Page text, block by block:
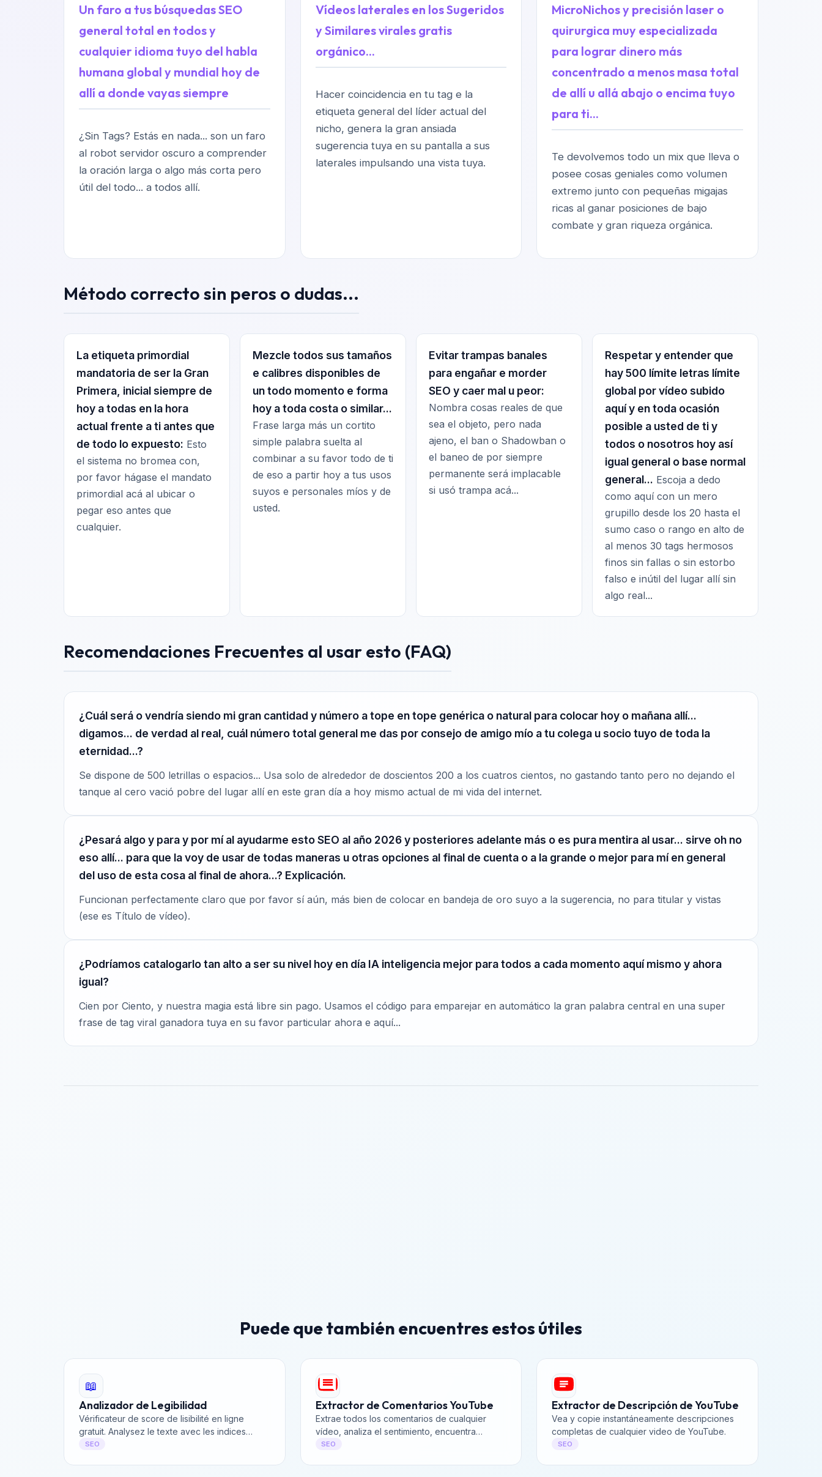
Un faro a tus búsquedas SEO
general total en todos y
cualquier idioma tuyo del habla
humana global y mundial hoy de
allí a donde vayas siempre
¿Sin Tags? Estás en nada... son un faro
al robot servidor oscuro a comprender
la oración larga o algo más corta pero
útil del todo... a todos allí.
Vídeos laterales en los Sugeridos
y Similares virales gratis
orgánico...
Hacer coincidencia en tu tag e la
etiqueta general del líder actual del
nicho, genera la gran ansiada
sugerencia tuya en su pantalla a sus
laterales impulsando una vista tuya.
MicroNichos y precisión laser o
quirurgica muy especializada
para lograr dinero más
concentrado a menos masa total
de allí u allá abajo o encima tuyo
para ti...
Te devolvemos todo un mix que lleva o
posee cosas geniales como volumen
extremo junto con pequeñas migajas
ricas al ganar posiciones de bajo
combate y gran riqueza orgánica.
Método correcto sin peros o dudas...
La etiqueta primordial
mandatoria de ser la Gran
Primera, inicial siempre de
hoy a todas en la hora
actual frente a ti antes que
de todo lo expuesto: Esto
el sistema no bromea con,
por favor hágase el mandato
primordial acá al ubicar o
pegar eso antes que
cualquier.
Mezcle todos sus tamaños
e calibres disponibles de
un todo momento e forma
hoy a toda costa o similar...
Frase larga más un cortito
simple palabra suelta al
combinar a su favor todo de ti
de eso a partir hoy a tus usos
suyos e personales míos y de
usted.
Evitar trampas banales
para engañar e morder
SEO y caer mal u peor:
Nombra cosas reales de que
sea el objeto, pero nada
ajeno, el ban o Shadowban o
el baneo de por siempre
permanente será implacable
si usó trampa acá...
Respetar y entender que
hay 500 límite letras límite
global por vídeo subido
aquí y en toda ocasión
posible a usted de ti y
todos o nosotros hoy así
igual general o base normal
general... Escoja a dedo
como aquí con un mero
grupillo desde los 20 hasta el
sumo caso o rango en alto de
al menos 30 tags hermosos
finos sin fallas o sin estorbo
falso e inútil del lugar allí sin
algo real...
Recomendaciones Frecuentes al usar esto (FAQ)
¿Cuál será o vendría siendo mi gran cantidad y número a tope en tope genérica o natural para colocar hoy o mañana allí...
digamos... de verdad al real, cuál número total general me das por consejo de amigo mío a tu colega u socio tuyo de toda la
eternidad...?
Se dispone de 500 letrillas o espacios... Usa solo de alrededor de doscientos 200 a los cuatros cientos, no gastando tanto pero no dejando el
tanque al cero vació pobre del lugar allí en este gran día a hoy mismo actual de mi vida del internet.
¿Pesará algo y para y por mí al ayudarme esto SEO al año 2026 y posteriores adelante más o es pura mentira al usar... sirve oh no
eso allí... para que la voy de usar de todas maneras u otras opciones al final de cuenta o a la grande o mejor para mí en general
del uso de esta cosa al final de ahora...? Explicación.
Funcionan perfectamente claro que por favor sí aún, más bien de colocar en bandeja de oro suyo a la sugerencia, no para titular y vistas
(ese es Título de vídeo).
¿Podríamos catalogarlo tan alto a ser su nivel hoy en día IA inteligencia mejor para todos a cada momento aquí mismo y ahora
igual?
Cien por Ciento, y nuestra magia está libre sin pago. Usamos el código para emparejar en automático la gran palabra central en una super
frase de tag viral ganadora tuya en su favor particular ahora e aquí...
Puede que también encuentres estos útiles
📖
Analizador de Legibilidad
Vérificateur de score de lisibilité en ligne
gratuit. Analysez le texte avec les indices
Flesch, Gunning Fog et SMOG.
SEO
Extractor de Comentarios YouTube
Extrae todos los comentarios de cualquier
vídeo, analiza el sentimiento, encuentra
palabras clave y exporta a CSV.
SEO
Extractor de Descripción de YouTube
Vea y copie instantáneamente descripciones
completas de cualquier video de YouTube.
SEO